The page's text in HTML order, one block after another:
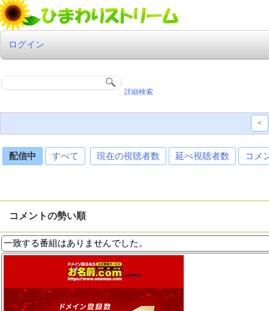
ログイン
詳細検索
<
配信中 すべて 現在の視聴者数 延べ視聴者数 コメ
コメントの勢い順
一致する番組はありませんでした。